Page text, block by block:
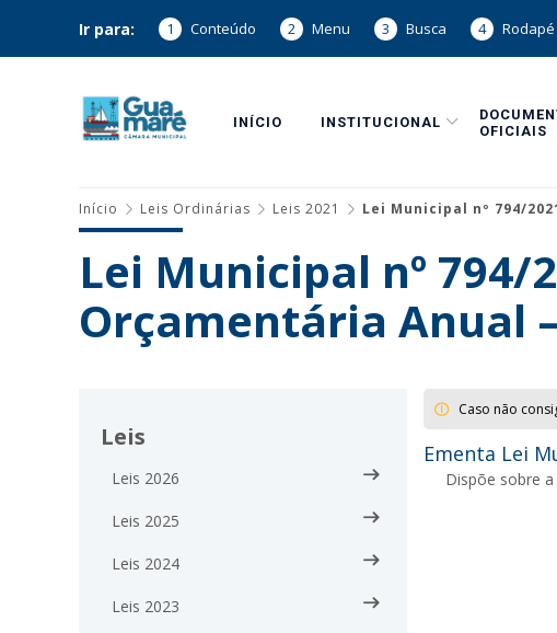
Ir para: 1 Conteúdo 2 Menu 3 Busca 4 Rodapé
INÍCIO INSTITUCIONAL
OFICIAIS
Início Leis Ordinárias Leis 2021 Lei Municipal nº 794/
Lei Municipal nº 794/
Orçamentária Anual
Leis
Leis 2026
Leis 2025
Leis 2024
Leis 2023
Caso não
Ementa Lei
Dispõe sobre